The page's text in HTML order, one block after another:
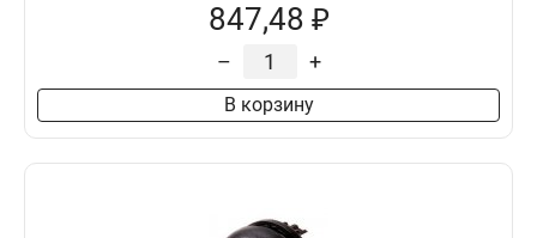
847,48 ₽
– +
В корзину